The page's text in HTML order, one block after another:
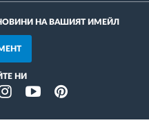
НА ВАШИЯТ ИМЕЙЛ
НИ
YoutubePinterest